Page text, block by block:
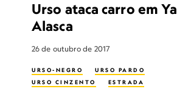
Urso ataca carro em
Alasca
26 de outubro de 2017
URSO-NEGRO
URSO PARDO
URSO CINZENTO
ESTRADA